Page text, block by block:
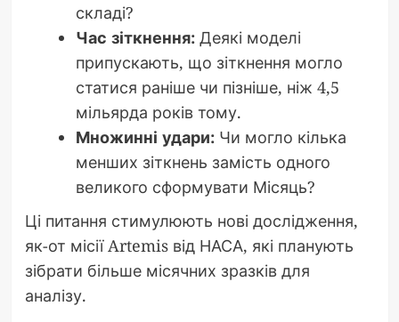
складі?
Час зіткнення:Деякі моделі
припускають, що зіткнення могло
статися раніше чи пізніше, ніж 4,5
мільярда років тому.
Множинні удари:Чи могло кілька
менших зіткнень замість одного
великого сформувати Місяць?
Ці питання стимулюють нові дослідження,
як-от місії Artemis від НАСА, які планують
зібрати більше місячних зразків для
аналізу.